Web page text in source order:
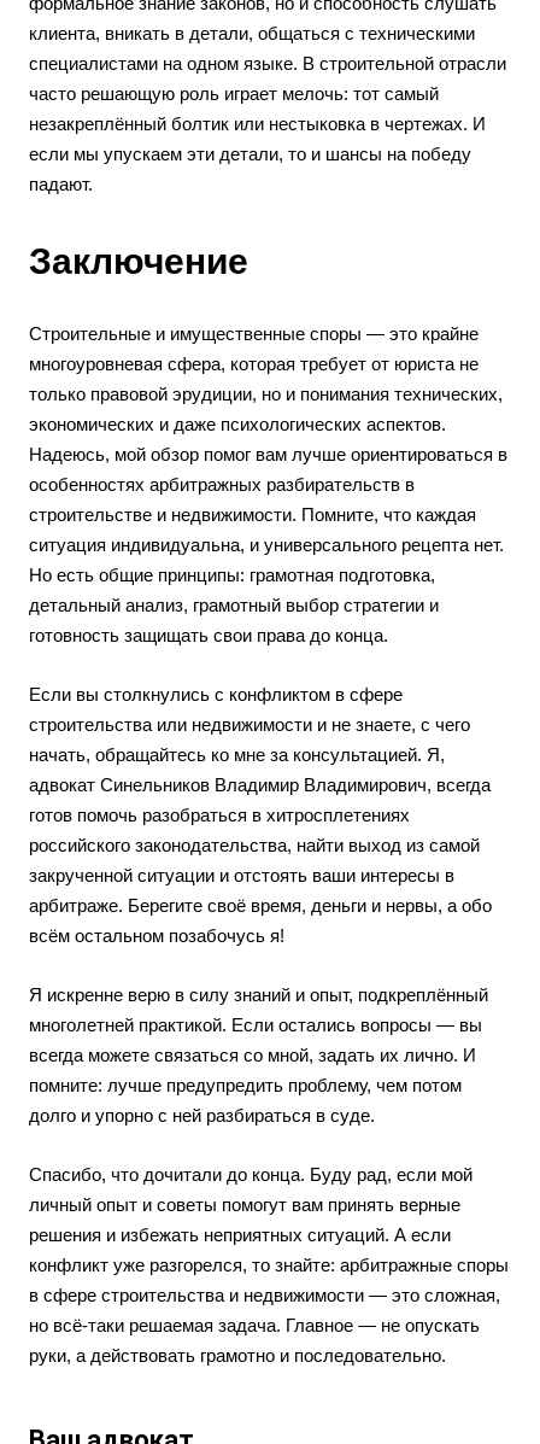
клиента, вникать в детали, общаться с техническими
специалистами на одном языке. В строительной отрасли
часто решающую роль играет мелочь: тот самый
незакреплённый болтик или нестыковка в чертежах. И
если мы упускаем эти детали, то и шансы на победу
падают.
Заключение
Строительные и имущественные споры — это крайне
многоуровневая сфера, которая требует от юриста не
только правовой эрудиции, но и понимания технических,
экономических и даже психологических аспектов.
Надеюсь, мой обзор помог вам лучше ориентироваться в
особенностях арбитражных разбирательств в
строительстве и недвижимости. Помните, что каждая
ситуация индивидуальна, и универсального рецепта нет.
Но есть общие принципы: грамотная подготовка,
детальный анализ, грамотный выбор стратегии и
готовность защищать свои права до конца.
Если вы столкнулись с конфликтом в сфере
строительства или недвижимости и не знаете, с чего
начать, обращайтесь ко мне за консультацией. Я,
адвокат Синельников Владимир Владимирович, всегда
готов помочь разобраться в хитросплетениях
российского законодательства, найти выход из самой
закрученной ситуации и отстоять ваши интересы в
арбитраже. Берегите своё время, деньги и нервы, а обо
всём остальном позабочусь я!
Я искренне верю в силу знаний и опыт, подкреплённый
многолетней практикой. Если остались вопросы — вы
всегда можете связаться со мной, задать их лично. И
помните: лучше предупредить проблему, чем потом
долго и упорно с ней разбираться в суде.
Спасибо, что дочитали до конца. Буду рад, если мой
личный опыт и советы помогут вам принять верные
решения и избежать неприятных ситуаций. А если
конфликт уже разгорелся, то знайте: арбитражные споры
в сфере строительства и недвижимости — это сложная,
но всё-таки решаемая задача. Главное — не опускать
руки, а действовать грамотно и последовательно.